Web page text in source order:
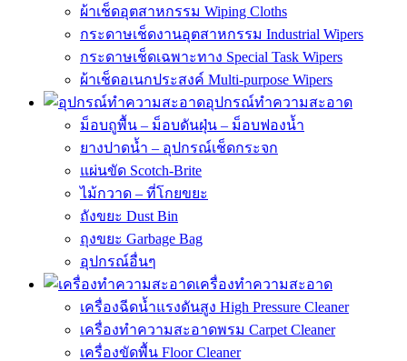
ผ้าเช็ดอุตสาหกรรม Wiping Cloths
กระดาษเช็ดงานอุตสาหกรรม Industrial Wipers
กระดาษเช็ดเฉพาะทาง Special Task Wipers
ผ้าเช็ดอเนกประสงค์ Multi-purpose Wipers
อุปกรณ์ทำความสะอาด
ม็อบถูพื้น – ม็อบดันฝุ่น – ม็อบฟองน้ำ
ยางปาดน้ำ – อุปกรณ์เช็ดกระจก
แผ่นขัด Scotch-Brite
ไม้กวาด – ที่โกยขยะ
ถังขยะ Dust Bin
ถุงขยะ Garbage Bag
อุปกรณ์อื่นๆ
เครื่องทำความสะอาด
เครื่องฉีดน้ำแรงดันสูง High Pressure Cleaner
เครื่องทำความสะอาดพรม Carpet Cleaner
เครื่องขัดพื้น Floor Cleaner